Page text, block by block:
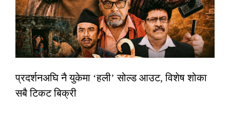
प्रदर्शनअघि नै युकेमा ‘हली’ सोल्ड आउट, विशेष शोका
सबै टिकट बिक्री